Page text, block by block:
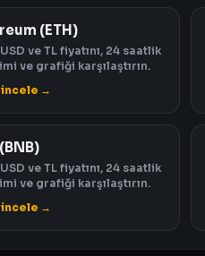
(ETH)
ve TL fiyatını, 24 saatlik
ve grafiği karşılaştırın.
incele →
ve TL fiyatını, 24 saatlik
ve grafiği karşılaştırın.
incele →